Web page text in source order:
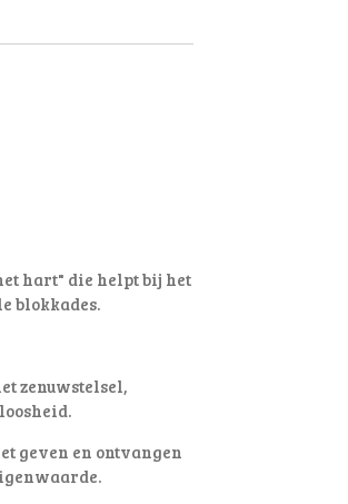
hart" die helpt bij het
blokkades.
zenuwstelsel,
geven en ontvangen